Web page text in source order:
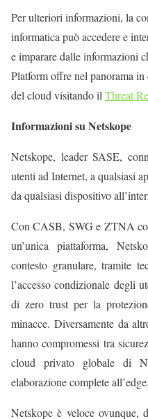
Per ulteriori informazioni, la
informatica può accedere e
e imparare dalle informazioni
Platform offre nel panorama
del cloud visitando ilThreat
Informazioni su Netskope
Netskope, leader SASE,
utenti ad Internet, a qualsiasi
da qualsiasi dispositivo
Con CASB, SWG e ZTNA
un’unica piattaforma,
contesto granulare, tramite
l’accesso condizionale degli
di zero trust per la
minacce. Diversamente da
hanno compromessi tra
cloud privato globale di
elaborazione complete all’edge.
Netskope è veloce ovunque,